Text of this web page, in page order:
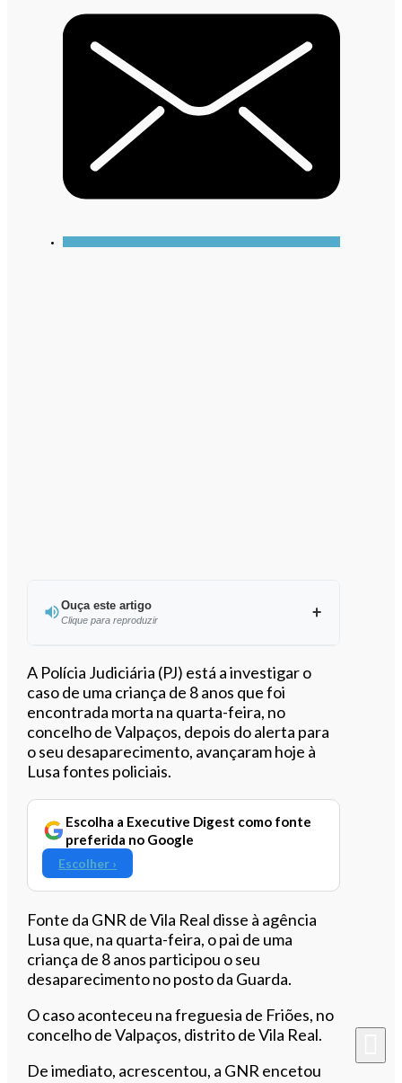
Ouça este artigo
Clique para reproduzir
Ouvir este artigo
A Polícia Judiciária (PJ) está a investigar o
caso de uma criança de 8 anos que foi
encontrada morta na quarta-feira, no
concelho de Valpaços, depois do alerta para
o seu desaparecimento, avançaram hoje à
Lusa fontes policiais.
Escolha a Executive Digest como fonte
preferida no Google
Escolher ›
Fonte da GNR de Vila Real disse à agência
Lusa que, na quarta-feira, o pai de uma
criança de 8 anos participou o seu
desaparecimento no posto da Guarda.
O caso aconteceu na freguesia de Friões, no
concelho de Valpaços, distrito de Vila Real.
De imediato, acrescentou, a GNR encetou